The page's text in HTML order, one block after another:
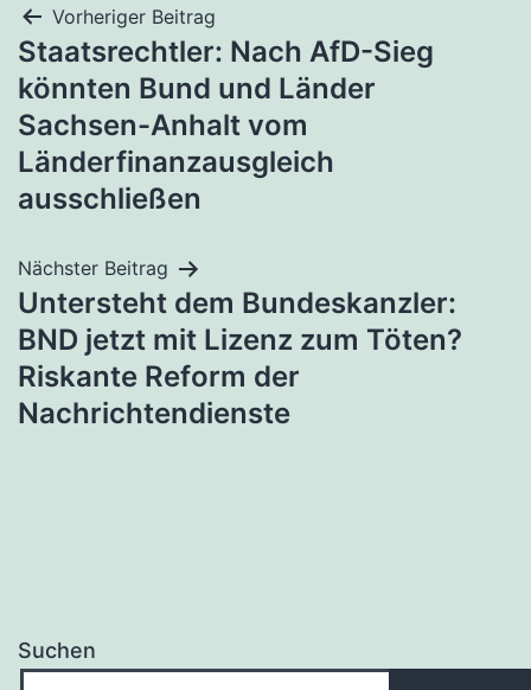
Beitragsnavigation
Vorheriger Beitrag
Staatsrechtler: Nach AfD-Sieg
könnten Bund und Länder
Sachsen-Anhalt vom
Länderfinanzausgleich
ausschließen
Nächster Beitrag
Untersteht dem Bundeskanzler:
BND jetzt mit Lizenz zum Töten?
Riskante Reform der
Nachrichtendienste
Suchen